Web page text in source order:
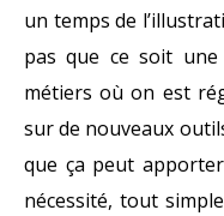
un temps de
pas que ce soit
métiers où on est
sur de nouveaux
que ça peut
nécessité, tout